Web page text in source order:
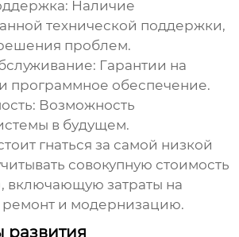
: Наличие
технической поддержки,
проблем.
: Гарантии на
программное обеспечение.
: Возможность
в будущем.
гнаться за самой низкой
совокупную стоимость
включающую затраты на
ремонт и модернизацию.
развития